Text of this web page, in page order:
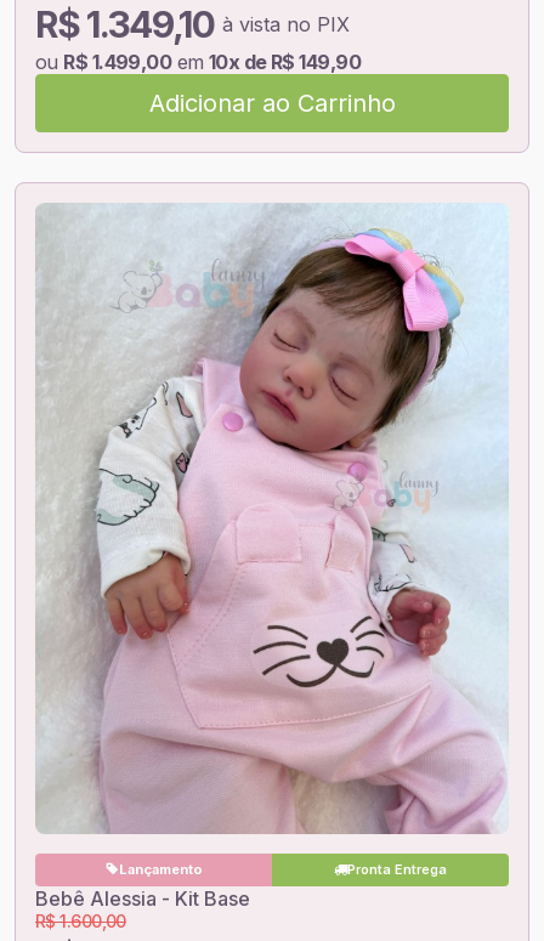
R$ 1.349,10 à vista no PIX
ou R$ 1.499,00em 10x de R$ 149,90
Adicionar ao Carrinho
Lançamento Pronta Entrega
Bebê Alessia - Kit Base
R$ 1.600,00